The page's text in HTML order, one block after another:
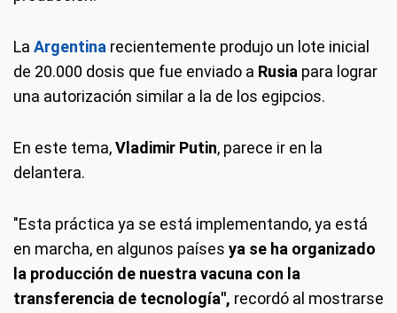
La Argentina recientemente produjo un lote inicial
de 20.000 dosis que fue enviado a Rusia para lograr
una autorización similar a la de los egipcios.
En este tema,Vladimir Putin, parece ir en la
delantera.
"Esta práctica ya se está implementando, ya está
en marcha, en algunos países ya se ha organizado
la producción de nuestra vacuna con la
transferencia de tecnología", recordó al mostrarse